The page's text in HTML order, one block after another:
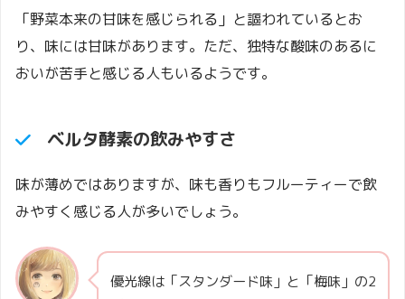
「野菜本来の甘味を感じられる」と謳われているとお
り、味には甘味があります。ただ、独特な酸味のあるに
おいが苦手と感じる人もいるようです。
ベルタ酵素の飲みやすさ
味が薄めではありますが、味も香りもフルーティーで飲
みやすく感じる人が多いでしょう。
優光線は「スタンダード味」と「梅味」の2